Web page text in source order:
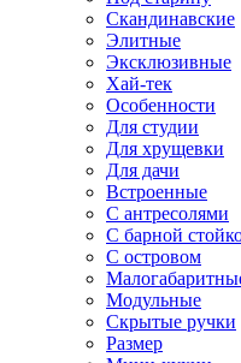
Скандинавские
Элитные
Эксклюзивные
Хай-тек
Особенности
Для студии
Для хрущевки
Для дачи
Встроенные
С антресолями
С барной
С островом
Модульные
Скрытые ручки
Размер